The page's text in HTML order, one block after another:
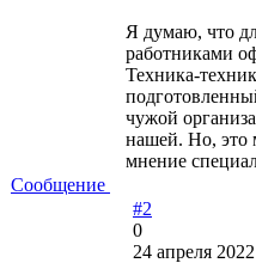
Я думаю, что
работниками
Техника-
чужой
нашей. Но, это
мнение
Сообщение
#2
0
24 апреля